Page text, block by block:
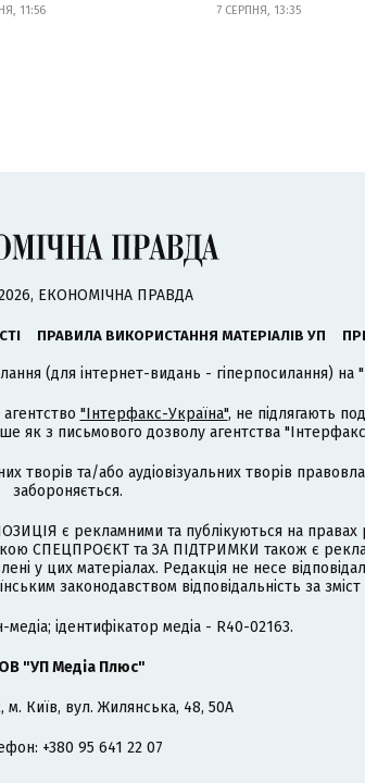
11:56 7 СЕРПНЯ, 13:35
ЕКОНОМІЧНА ПРАВДА
ПРАВИЛА ВИКОРИСТАННЯ МАТЕРІАЛІВ УП
(для інтернет-видань - гіперпосилання) на
"Інтерфакс-Україна", не підлягають
як з письмового дозволу агентства
творів та/або аудіовізуальних творів
забороняється.
є рекламними та публікуються на правах
СПЕЦПРОЄКТ та ЗА ПІДТРИМКИ також є
у цих матеріалах. Редакція не несе
законодавством відповідальність за
ідентифікатор медіа - R40-02163.
"УП Медіа Плюс"
м. Київ, вул. Жилянська, 48, 50А
+380 95 641 22 07